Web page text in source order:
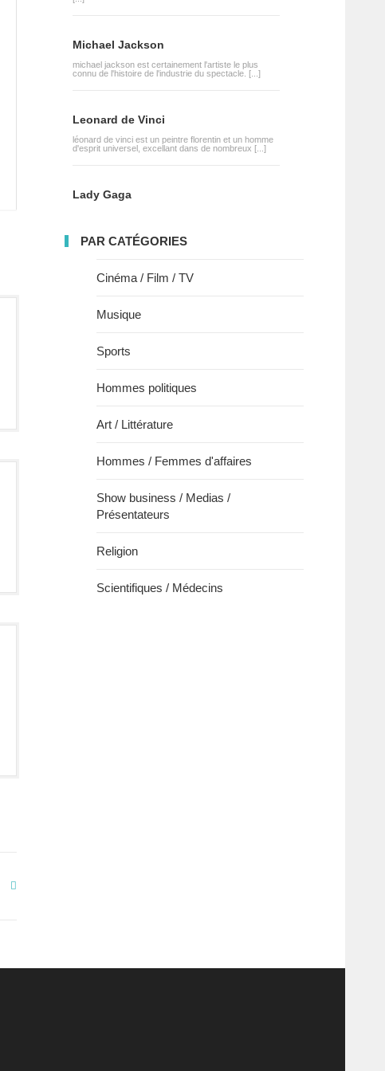
Michael Jackson
michael jackson est certainement l'artiste le plus
connu de l'histoire de l'industrie du spectacle. [...]
Leonard de Vinci
léonard de vinci est un peintre florentin et un homme
d'esprit universel, excellant dans de nombreux [...]
Lady Gaga
PAR CATÉGORIES
Cinéma / Film / TV
Musique
Sports
Hommes politiques
Art / Littérature
Hommes / Femmes d'affaires
Show business / Medias /
Présentateurs
Religion
Scientifiques / Médecins